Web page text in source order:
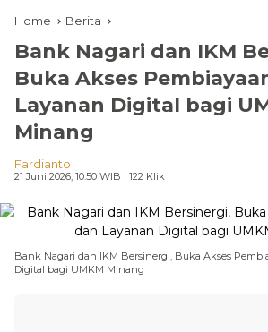
Home Berita
Bank Nagari dan IKM
Buka Akses
Layanan Digital bagi
Minang
Fardianto
21 Juni 2026, 10:50 WIB | 122 Klik
Bank Nagari dan IKM Bersinergi, Buka Akses
Digital bagi UMKM Minang